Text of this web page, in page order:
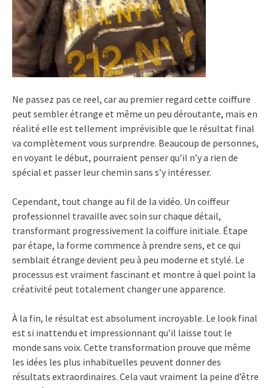
Ne passez pas ce reel, car au premier regard cette coiffure
peut sembler étrange et même un peu déroutante, mais en
réalité elle est tellement imprévisible que le résultat final
va complètement vous surprendre. Beaucoup de personnes,
en voyant le début, pourraient penser qu’il n’y a rien de
spécial et passer leur chemin sans s’y intéresser.
Cependant, tout change au fil de la vidéo. Un coiffeur
professionnel travaille avec soin sur chaque détail,
transformant progressivement la coiffure initiale. Étape
par étape, la forme commence à prendre sens, et ce qui
semblait étrange devient peu à peu moderne et stylé. Le
processus est vraiment fascinant et montre à quel point la
créativité peut totalement changer une apparence.
À la fin, le résultat est absolument incroyable. Le look final
est si inattendu et impressionnant qu’il laisse tout le
monde sans voix. Cette transformation prouve que même
les idées les plus inhabituelles peuvent donner des
résultats extraordinaires. Cela vaut vraiment la peine d’être